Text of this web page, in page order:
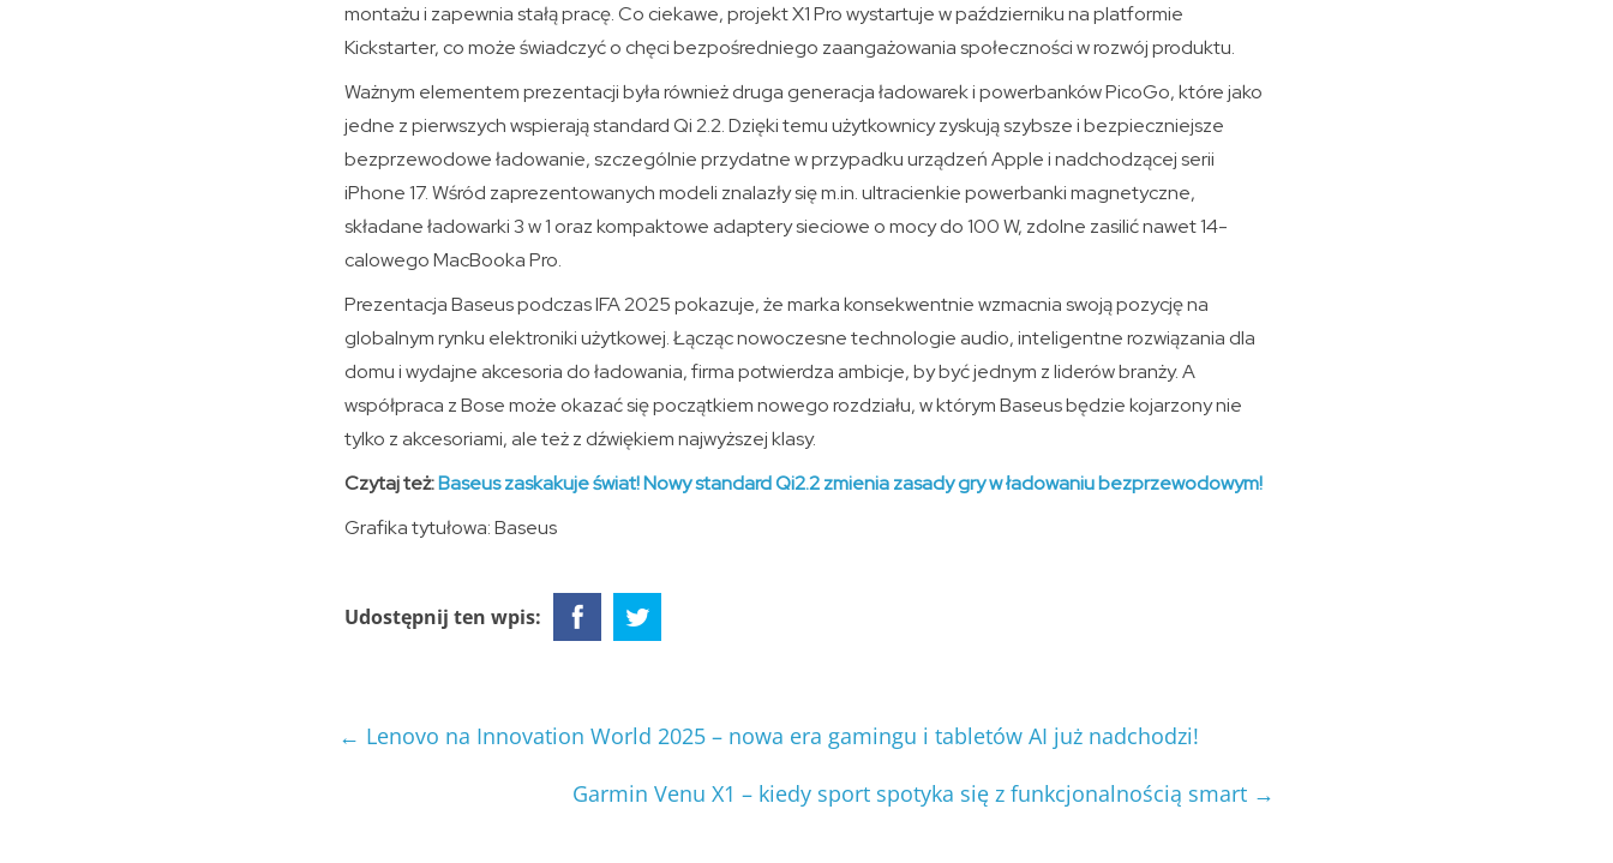
montażu i zapewnia stałą pracę. Co ciekawe, projekt X1 Pro wystartuje w październiku na platformie
Kickstarter, co może świadczyć o chęci bezpośredniego zaangażowania społeczności w rozwój produktu.
Ważnym elementem prezentacji była również druga generacja ładowarek i powerbanków PicoGo, które jako
jedne z pierwszych wspierają standard Qi 2.2. Dzięki temu użytkownicy zyskują szybsze i bezpieczniejsze
bezprzewodowe ładowanie, szczególnie przydatne w przypadku urządzeń Apple i nadchodzącej serii
iPhone 17. Wśród zaprezentowanych modeli znalazły się m.in. ultracienkie powerbanki magnetyczne,
składane ładowarki 3 w 1 oraz kompaktowe adaptery sieciowe o mocy do 100 W, zdolne zasilić nawet 14-
calowego MacBooka Pro.
Prezentacja Baseus podczas IFA 2025 pokazuje, że marka konsekwentnie wzmacnia swoją pozycję na
globalnym rynku elektroniki użytkowej. Łącząc nowoczesne technologie audio, inteligentne rozwiązania dla
domu i wydajne akcesoria do ładowania, firma potwierdza ambicje, by być jednym z liderów branży. A
współpraca z Bose może okazać się początkiem nowego rozdziału, w którym Baseus będzie kojarzony nie
tylko z akcesoriami, ale też z dźwiękiem najwyższej klasy.
Czytaj też:Baseus zaskakuje świat! Nowy standard Qi2.2 zmienia zasady gry w ładowaniu bezprzewodowym!
Grafika tytułowa: Baseus
Udostępnij ten wpis:
← Lenovo na Innovation World 2025 – nowa era gamingu i tabletów AI już nadchodzi!
Garmin Venu X1 – kiedy sport spotyka się z funkcjonalnością smart →